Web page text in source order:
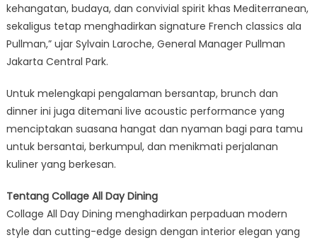
kehangatan, budaya, dan convivial spirit khas Mediterranean,
sekaligus tetap menghadirkan signature French classics ala
Pullman,” ujar Sylvain Laroche, General Manager Pullman
Jakarta Central Park.
Untuk melengkapi pengalaman bersantap, brunch dan
dinner ini juga ditemani live acoustic performance yang
menciptakan suasana hangat dan nyaman bagi para tamu
untuk bersantai, berkumpul, dan menikmati perjalanan
kuliner yang berkesan.
Tentang Collage All Day Dining
Collage All Day Dining menghadirkan perpaduan modern
style dan cutting-edge design dengan interior elegan yang